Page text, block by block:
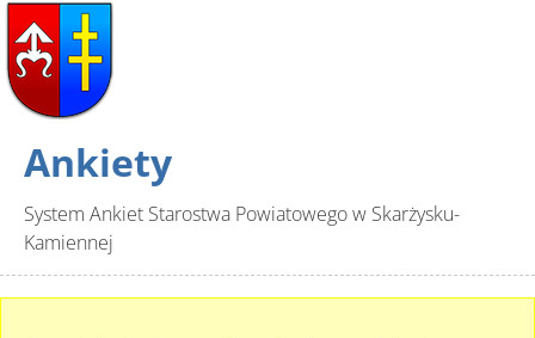
Ankiety
System Ankiet Starostwa Powiatowego w Skarżysku-
Kamiennej